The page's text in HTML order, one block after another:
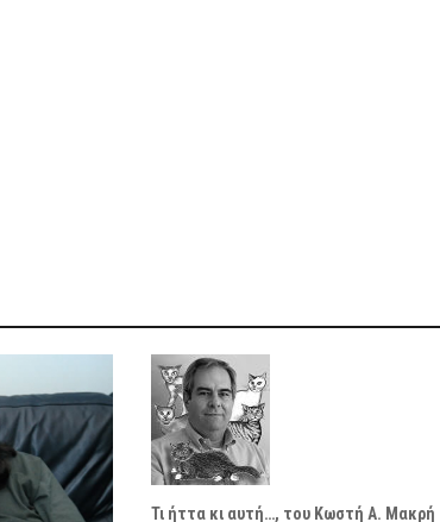
Τι ήττα κι αυτή…, του Κωστή Α. Μακρή